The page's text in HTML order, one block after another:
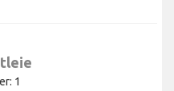
1